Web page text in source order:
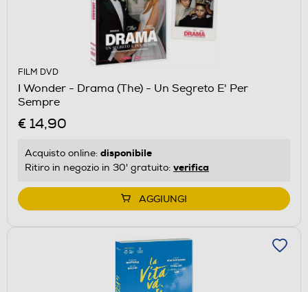
FILM DVD
I Wonder - Drama (The) - Un Segreto E' Per
Sempre
€ 14,90
Acquisto online: disponibile
Ritiro in negozio in 30' gratuito: verifica
AGGIUNGI